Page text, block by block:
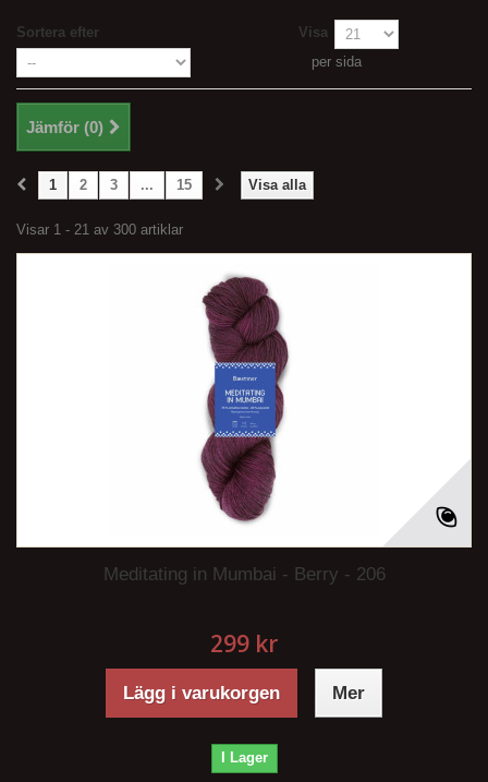
Sortera efter
Visa
per sida
Jämför (0)
Visa alla
1 2 3 ... 15
Visar 1 - 21 av 300 artiklar
Meditating in Mumbai - Berry - 206
299 kr
Lägg i varukorgen Mer
I Lager